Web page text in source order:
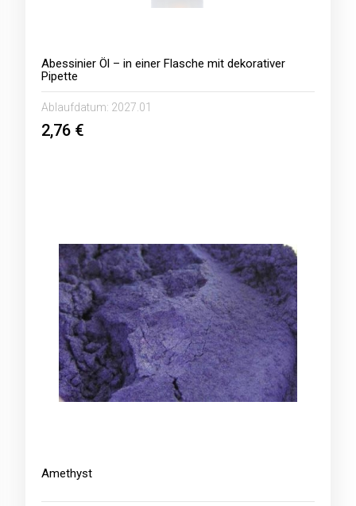
Abessinier Öl – in einer Flasche mit dekorativer
Pipette
Ablaufdatum: 2027.01
2,76 €
Amethyst